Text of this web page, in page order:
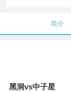
简介
黑洞vs中子星